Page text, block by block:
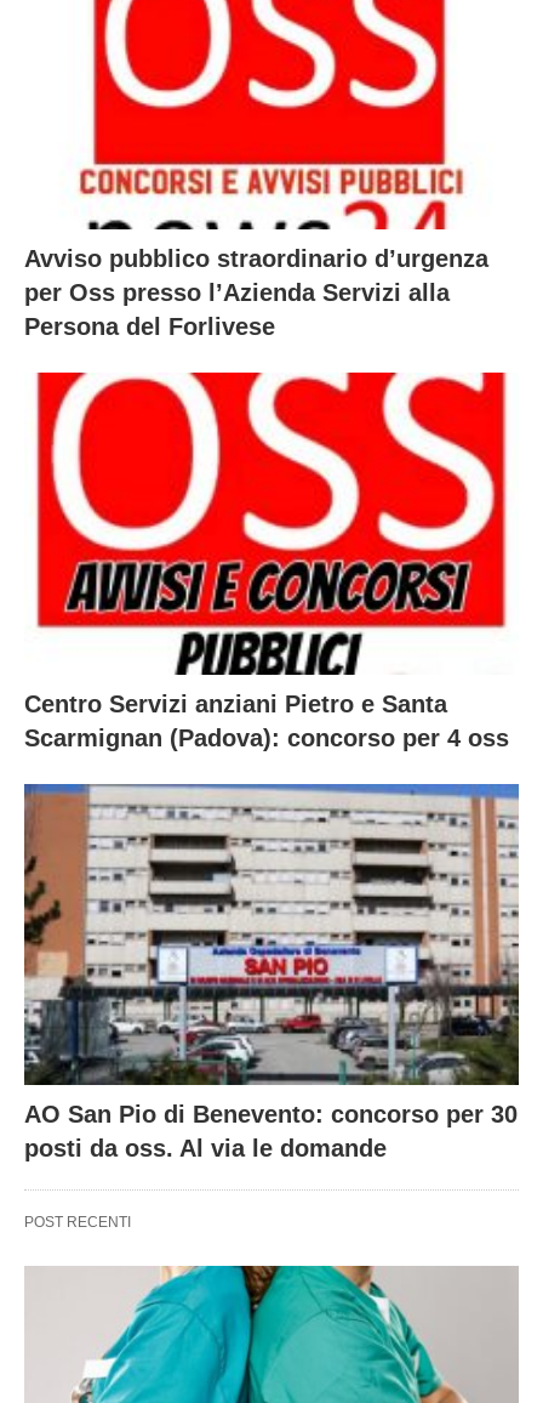
Avviso pubblico straordinario d’urgenza
per Oss presso l’Azienda Servizi alla
Persona del Forlivese
Centro Servizi anziani Pietro e Santa
Scarmignan (Padova): concorso per 4 oss
AO San Pio di Benevento: concorso per 30
posti da oss. Al via le domande
POST RECENTI